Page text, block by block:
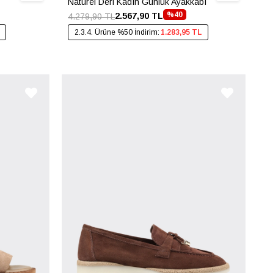
%40
2.567,90 TL
4.279,90 TL
2.3.4. Ürüne %50 İndirim: 1.283,95 TL